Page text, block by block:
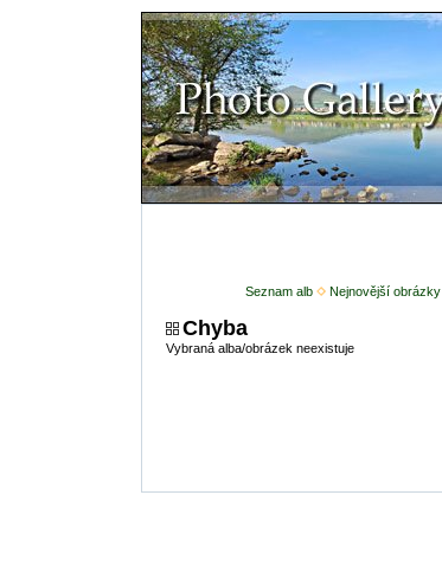
Seznam alb
Nejnovější obrázky
Chyba
Vybraná alba/obrázek neexistuje